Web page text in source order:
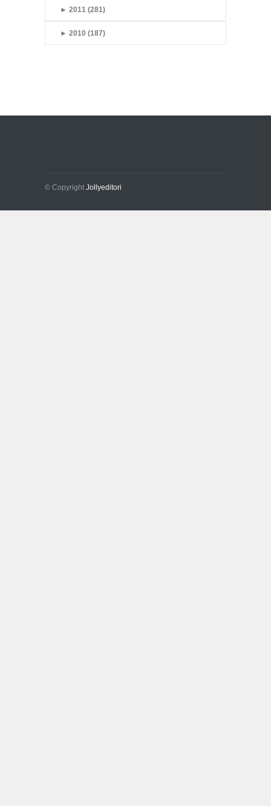
► 2011 (281)
► 2010 (187)
© Copyright Jollyeditori